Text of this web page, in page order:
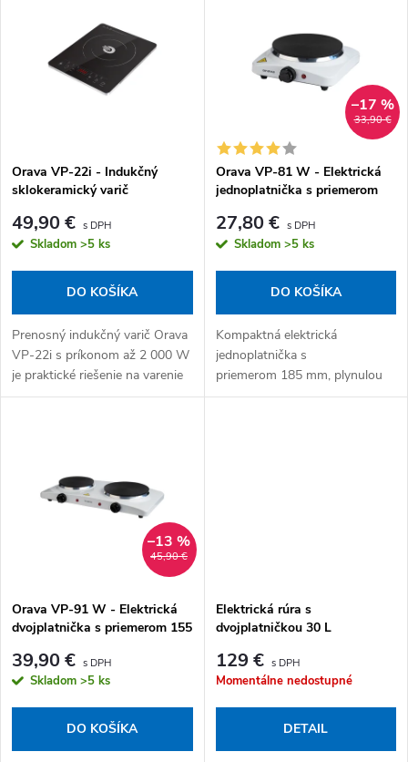
Najpredávanejšie
Abecedne
Orava VP-22i - Indukčný
sklokeramický varič
49,90 €
Skladom >5 ks
DO KOŠÍKA
Prenosný indukčný varič Orava
VP-22i s príkonom až 2 000 W
je praktické riešenie na varenie
doma aj mimo kuchyne. Hodí
33,90 €
–17 %
Orava VP-81 W - Elektrická
jednoplatnička s priemerom
27,80 €
Skladom >5 ks
DO KOŠÍKA
Kompaktná elektrická
jednoplatnička s
priemerom 185 mm, plynulou
reguláciou teploty termostatom
45,90 €
–13 %
Orava VP-91 W - Elektrická
dvojplatnička s priemerom 155
39,90 €
Skladom >5 ks
DO KOŠÍKA
Elektrická rúra s
dvojplatničkou 30 L
129 €
Momentálne nedostupné
DETAIL